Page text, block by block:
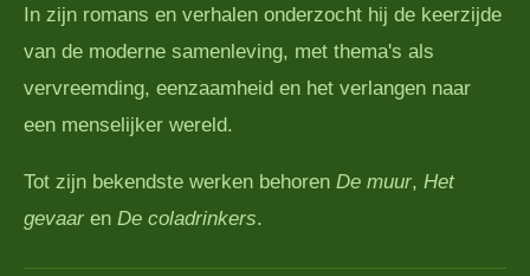
In zijn romans en verhalen onderzocht hij de keerzijde
van de moderne samenleving, met thema's als
vervreemding, eenzaamheid en het verlangen naar
een menselijker wereld.
Tot zijn bekendste werken behoren De muur, Het
gevaar en De coladrinkers.